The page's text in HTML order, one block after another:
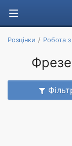
Розцінки Робота